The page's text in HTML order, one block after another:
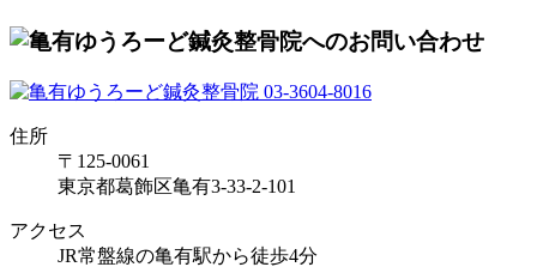
住所
〒125-0061
東京都葛飾区亀有3-33-2-101
アクセス
JR常盤線の亀有駅から徒歩4分